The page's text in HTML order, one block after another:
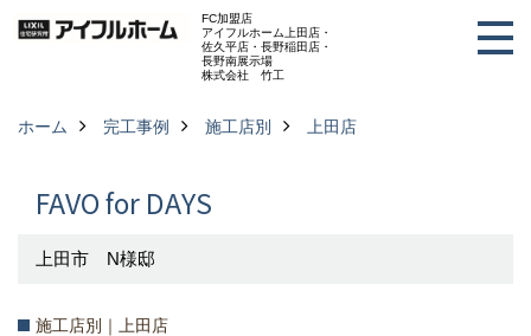
FC加盟店
アイフルホーム上田店・
佐久平店・長野稲田店・
長野南展示場
株式会社 竹工
ホーム 完工事例 施工店別 上田店
FAVO for DAYS
上田市 N様邸
施工店別｜上田店